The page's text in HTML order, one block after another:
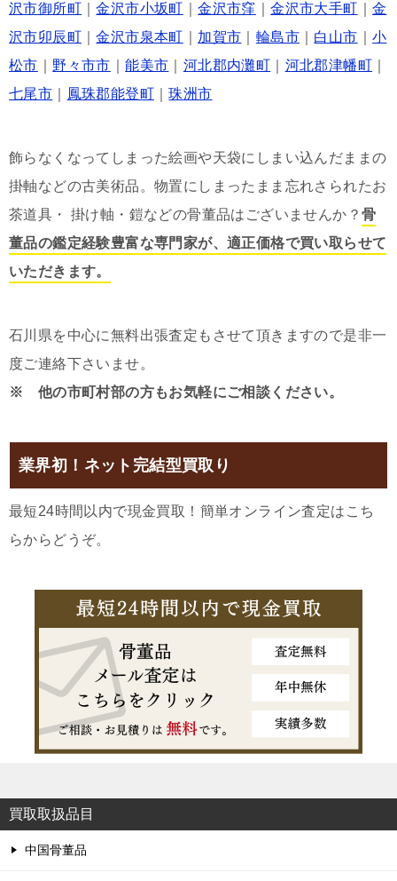
沢市御所町
｜金沢市小坂町 ｜金沢市窪 ｜金沢市大手町 ｜金
沢市卯辰町
｜金沢市泉本町 加賀市 輪島市 白山市 ｜小
松市 ｜野々市市 ｜能美市 河北郡内灘町 河北郡津幡町
七尾市
鳳珠郡能登町 ｜珠洲市
飾らなくなってしまった絵画や天袋にしまい込んだままの
掛軸などの古美術品。物置にしまったまま忘れさられたお
茶道具・ 掛け軸・鎧などの骨董品はございませんか？ 骨
董品の鑑定経験豊富な専門家が、適正価格で買い取らせて
いただきます。
石川県を中心に無料出張査定もさせて頂きますので是非一
度ご連絡下さいませ。
※ 他の市町村部の方もお気軽にご相談ください。
業界初！ネット完結型買取り
最短24時間以内で現金買取！簡単オンライン査定はこち
らからどうぞ。
買取取扱品目
中国骨董品